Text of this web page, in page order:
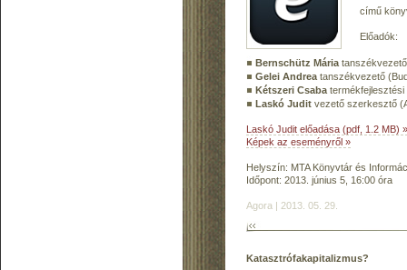
című
Előadók:
Bernschütz Mária
Gelei Andrea tanszékvezető
Kétszeri Csaba
Laskó Judit vezető szerkesztő
Laskó Judit előadása (pdf, 1.2 MB) »
Képek az eseményről »
Helyszín: MTA Könyvtár és
Időpont: 2013. június 5, 16:00 óra
Agora | 2013. 05. 29.
Katasztrófakapitalizmus?